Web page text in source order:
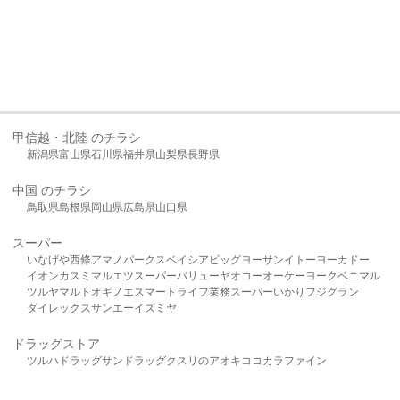
甲信越・北陸 のチラシ
新潟県富山県石川県福井県山梨県長野県
中国 のチラシ
鳥取県島根県岡山県広島県山口県
スーパー
いなげや西條アマノパークスベイシア ビッグヨーサンイトーヨーカドー
イオンカスミ マルエツスーパーバリューヤオコーオーケー ヨークベニマル
ツルヤマルト オギノ エスマート ライフ業務スーパーいかり フジグラン
ダイレックスサンエーイズミヤ
ドラッグストア
ツルハドラッグサンドラッグクスリのアオキ ココカラファイン